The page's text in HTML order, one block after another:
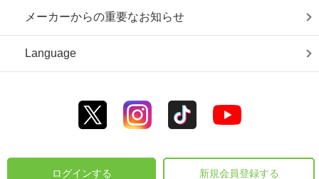
メーカーからの重要なお知らせ
Language
ログインする 新規会員登録する